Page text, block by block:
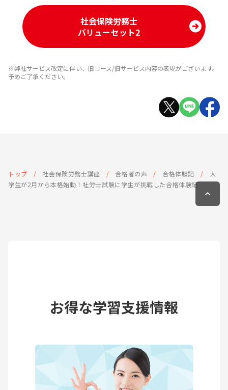
社会保険労務士
バリューセット2
※弊社サービス改定に伴い、旧コース/旧サービス内容の表現がございます。
予めご了承ください。
トップ 社会保険労務士講座 合格者の声 合格体験記
大
学生が2月から本格始動！社労士試験に学生が挑戦した合格体験記
お得な学習支援情報